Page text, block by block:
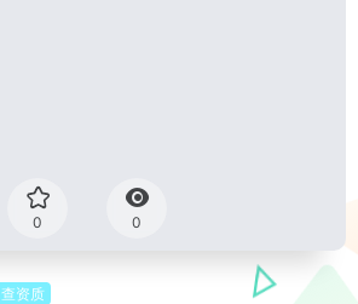
0 0
查资质